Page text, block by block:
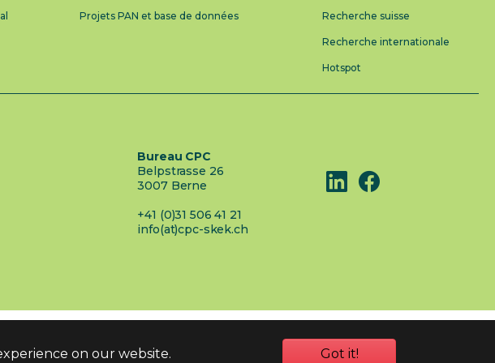
on our website. Got it!
Projets PAN et base de données Recherche suisse
Recherche internationale
Hotspot
Bureau CPC
Belpstrasse 26
3007 Berne
+41 (0)31 506 41 21
info(at)cpc-skek.ch